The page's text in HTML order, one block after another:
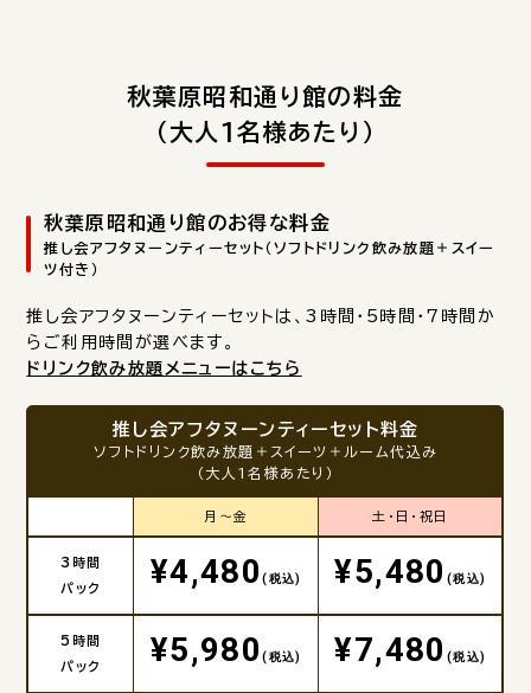
秋葉原昭和通り館の料金
（大人1名様あたり）
秋葉原昭和通り館のお得な料金
推し会アフタヌーンティーセット（ソフトドリンク飲み放題＋スイー
ツ付き）
推し会アフタヌーンティーセットは、3時間・5時間・7時間か
らご利用時間が選べます。
ドリンク飲み放題メニューはこちら
推し会アフタヌーンティーセット料金
ソフトドリンク飲み放題＋スイーツ＋ルーム代込み
（大人1名様あたり）
月～金 土・日・祝日
3時間
パック
¥4,480(税込) ¥5,480 (税込)
5時間
パック
¥5,980(税込) ¥7,480 (税込)